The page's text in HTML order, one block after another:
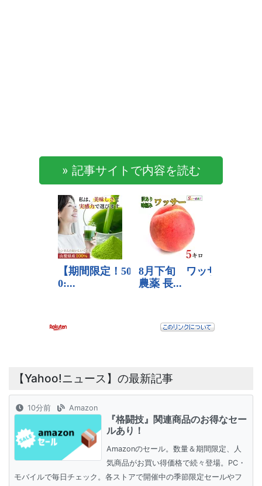
» 記事サイトで内容を読む
【Yahoo!ニュース】の最新記事
10分前 Amazon
『格闘技』関連商品のお得なセー
ルあり！
Amazonのセール。数量＆期間限定、人
気商品がお買い得価格で続々登場。PC・
モバイルで毎日チェック。各ストアで開催中の季節限定セールやフ